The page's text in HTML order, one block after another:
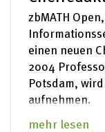
zbMATH
einen neuen
2004
Potsdam,
aufnehmen.
mehr lesen